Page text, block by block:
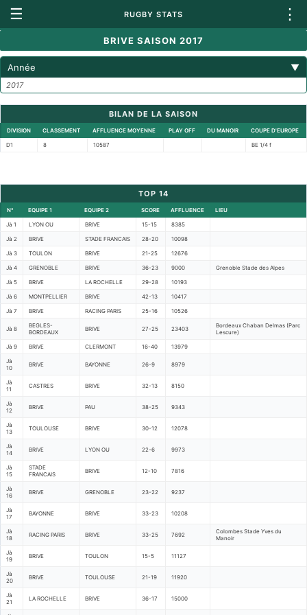
☰ RUGBY STATS ⋮
BRIVE SAISON 2017
Année ▼
2017
BILAN DE LA SAISON
DIVISION CLASSEMENT AFFLUENCE MOYENNE PLAY OFF DU MANOIR COUPE D'EUROPE
D1 8 10587 BE 1/4 f
TOP 14
N° EQUIPE 1 EQUIPE 2 SCORE AFFLUENCE LIEU
Jà 1 LYON OU BRIVE 15-15 8385
Jà 2 BRIVE STADE FRANCAIS 28-20 10098
Jà 3 TOULON BRIVE 21-25 12676
Jà 4 GRENOBLE BRIVE 36-23 9000 Grenoble Stade des Alpes
Jà 5 BRIVE LA ROCHELLE 29-28 10193
Jà 6 MONTPELLIER BRIVE 42-13 10417
Jà 7 BRIVE RACING PARIS 25-16 10526
Jà 8
BEGLES-
BORDEAUX
BRIVE 27-25 23403
Bordeaux Chaban Delmas (Parc
Lescure)
Jà 9 BRIVE CLERMONT 16-40 13979
Jà
10
BRIVE BAYONNE 26-9 8979
Jà
11
CASTRES BRIVE 32-13 8150
Jà
12
BRIVE PAU 38-25 9343
Jà
13
TOULOUSE BRIVE 30-12 12078
Jà
14
BRIVE LYON OU 22-6 9973
Jà
15
STADE
FRANCAIS
BRIVE 12-10 7816
Jà
16
BRIVE GRENOBLE 23-22 9237
Jà
17
BAYONNE BRIVE 33-23 10208
Jà
18
RACING PARIS BRIVE 33-25 7692
Colombes Stade Yves du
Manoir
Jà
19
BRIVE TOULON 15-5 11127
Jà
20
BRIVE TOULOUSE 21-19 11920
Jà
21
LA ROCHELLE BRIVE 36-17 15000